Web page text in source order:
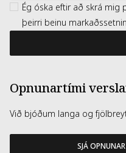
Ég óska eftir að skrá mig
þeirri beinu
Opnunartími
Við bjóðum langa og
SJÁ